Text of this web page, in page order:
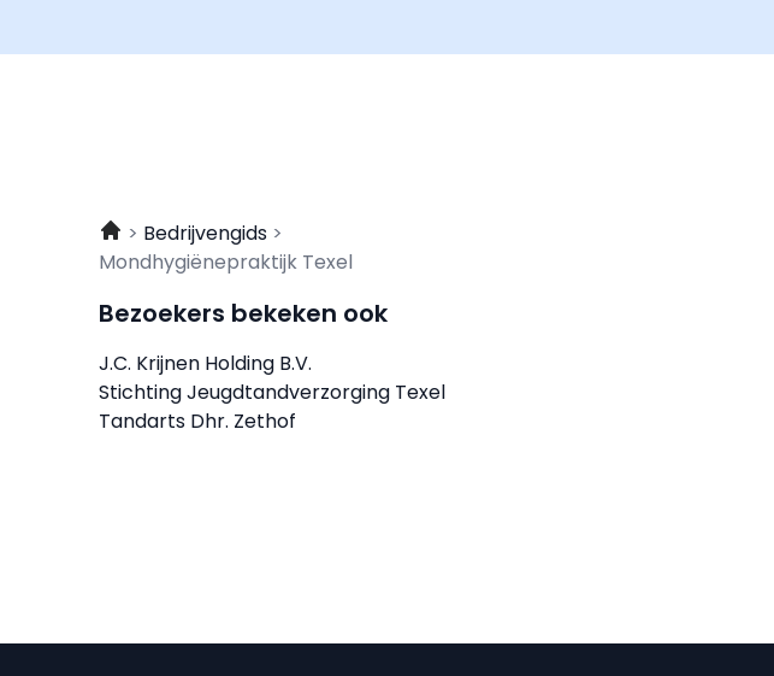
Bedrijvengids
Mondhygiënepraktijk Texel
Bezoekers bekeken ook
J.C. Krijnen Holding B.V.
Stichting Jeugdtandverzorging Texel
Tandarts Dhr. Zethof